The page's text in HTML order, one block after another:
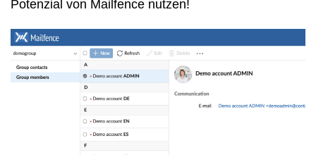
Potenzial von Mailfence nutzen!